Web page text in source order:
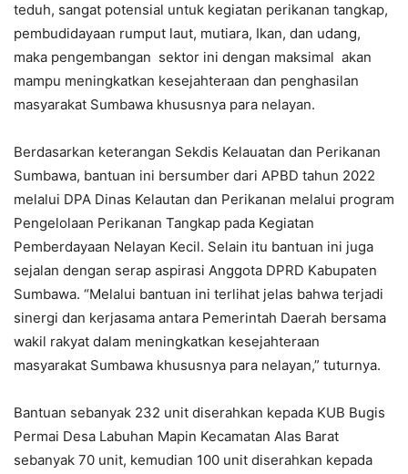
teduh, sangat potensial untuk kegiatan perikanan tangkap,
pembudidayaan rumput laut, mutiara, Ikan, dan udang,
maka pengembangan sektor ini dengan maksimal akan
mampu meningkatkan kesejahteraan dan penghasilan
masyarakat Sumbawa khususnya para nelayan.
Berdasarkan keterangan Sekdis Kelauatan dan Perikanan
Sumbawa, bantuan ini bersumber dari APBD tahun 2022
melalui DPA Dinas Kelautan dan Perikanan melalui program
Pengelolaan Perikanan Tangkap pada Kegiatan
Pemberdayaan Nelayan Kecil. Selain itu bantuan ini juga
sejalan dengan serap aspirasi Anggota DPRD Kabupaten
Sumbawa. “Melalui bantuan ini terlihat jelas bahwa terjadi
sinergi dan kerjasama antara Pemerintah Daerah bersama
wakil rakyat dalam meningkatkan kesejahteraan
masyarakat Sumbawa khususnya para nelayan,” tuturnya.
Bantuan sebanyak 232 unit diserahkan kepada KUB Bugis
Permai Desa Labuhan Mapin Kecamatan Alas Barat
sebanyak 70 unit, kemudian 100 unit diserahkan kepada